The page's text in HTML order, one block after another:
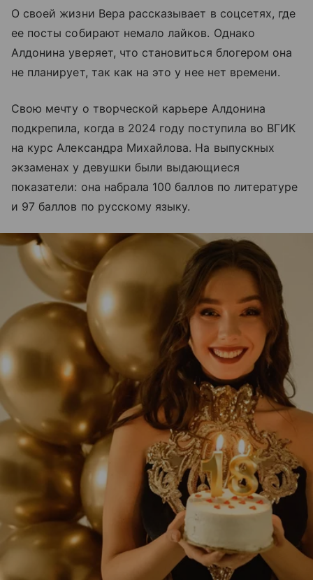
О своей жизни Вера рассказывает в соцсетях, где
ее посты собирают немало лайков. Однако
Алдонина уверяет, что становиться блогером она
не планирует, так как на это у нее нет времени.
Свою мечту о творческой карьере Алдонина
подкрепила, когда в 2024 году поступила во ВГИК
на курс Александра Михайлова. На выпускных
экзаменах у девушки были выдающиеся
показатели: она набрала 100 баллов по литературе
и 97 баллов по русскому языку.